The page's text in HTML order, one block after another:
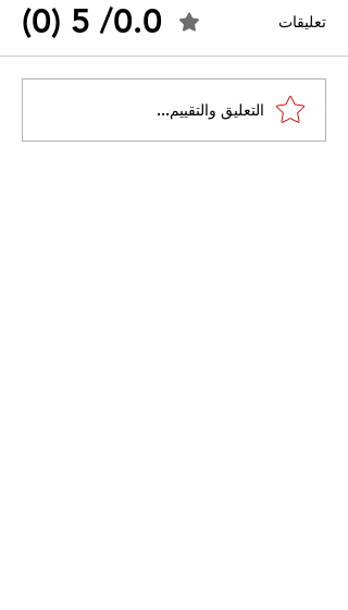
القضاء الإداري يقضي بحل
نقابة "كنابست"
تعليقات 0.0/ 5 (0)
التعليق والتقييم...